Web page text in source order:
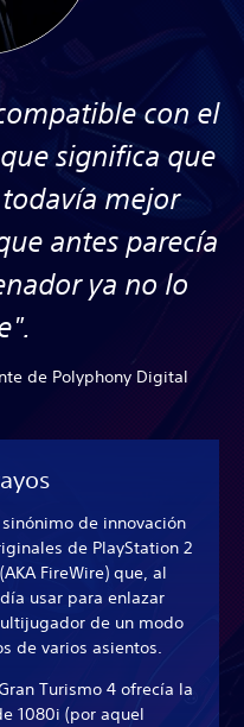
con el
significa que
mejor
antes parecía
ya no lo
de Polyphony Digital
de innovación
de PlayStation 2
FireWire) que, al
usar para enlazar
de un modo
de varios asientos.
Turismo 4 ofrecía la
1080i (por aquel